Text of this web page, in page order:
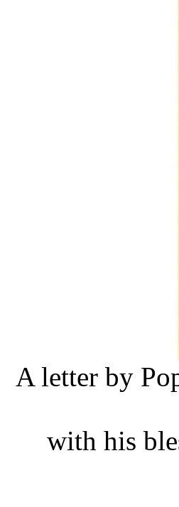
A letter by
with his